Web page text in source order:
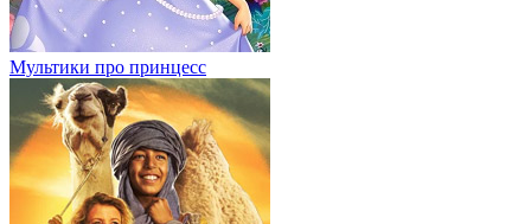
Мультики про принцесс